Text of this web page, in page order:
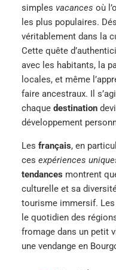
simples vacances où
les plus populaires.
véritablement dans la
Cette quête
avec les habitants, la
locales, et même
faire ancestraux. Il
chaque destination
développement
Les français, en
ces expériences
tendances montrent
culturelle et sa
tourisme immersif.
le quotidien des
fromage dans un petit
une vendange en